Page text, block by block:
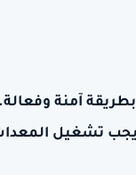
آمنة
يجب تشغيل